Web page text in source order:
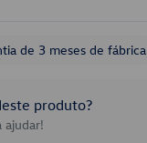
de 3 meses de fábrica
produto?
ajudar!